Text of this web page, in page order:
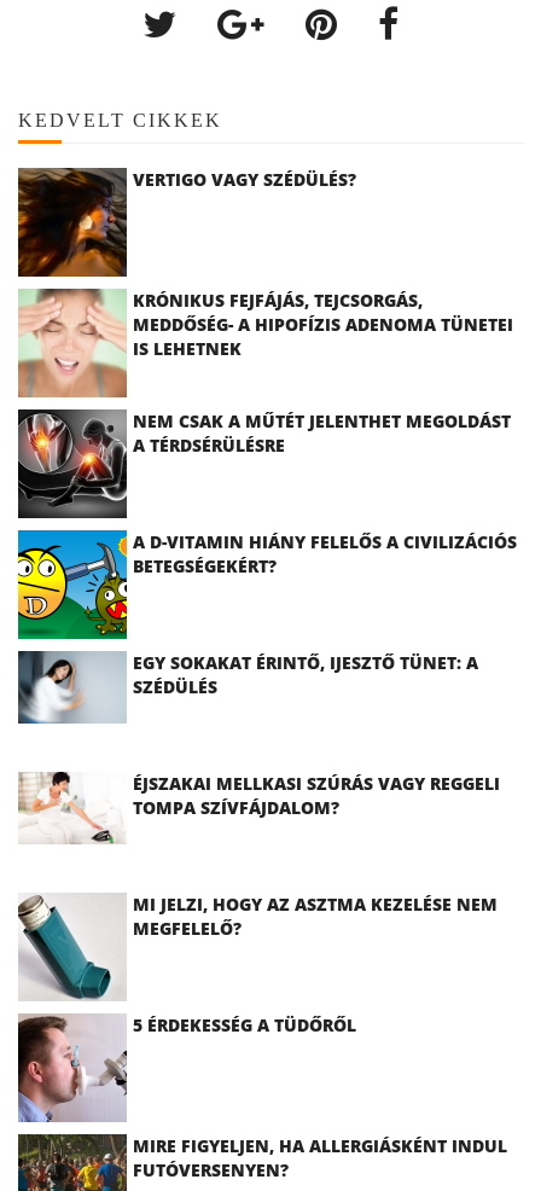
KEDVELT CIKKEK
VERTIGO VAGY SZÉDÜLÉS?
KRÓNIKUS FEJFÁJÁS, TEJCSORGÁS,
MEDDŐSÉG- A HIPOFÍZIS ADENOMA TÜNETEI
IS LEHETNEK
NEM CSAK A MŰTÉT JELENTHET MEGOLDÁST
A TÉRDSÉRÜLÉSRE
A D-VITAMIN HIÁNY FELELŐS A CIVILIZÁCIÓS
BETEGSÉGEKÉRT?
EGY SOKAKAT ÉRINTŐ, IJESZTŐ TÜNET: A
SZÉDÜLÉS
ÉJSZAKAI MELLKASI SZÚRÁS VAGY REGGELI
TOMPA SZÍVFÁJDALOM?
MI JELZI, HOGY AZ ASZTMA KEZELÉSE NEM
MEGFELELŐ?
5 ÉRDEKESSÉG A TÜDŐRŐL
MIRE FIGYELJEN, HA ALLERGIÁSKÉNT INDUL
FUTÓVERSENYEN?